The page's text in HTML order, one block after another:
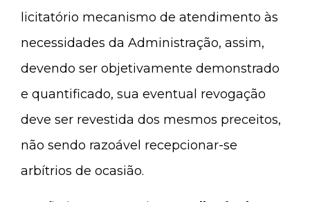
licitatório mecanismo de atendimento às
necessidades da Administração, assim,
devendo ser objetivamente demonstrado
e quantificado, sua eventual revogação
deve ser revestida dos mesmos preceitos,
não sendo razoável recepcionar-se
arbítrios de ocasião.